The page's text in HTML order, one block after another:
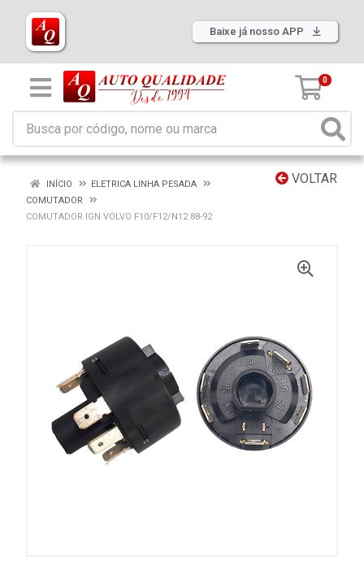
Baixe já nosso APP
0
VOLTAR
INÍCIO
ELETRICA LINHA PESADA
COMUTADOR
COMUTADOR IGN VOLVO F10/F12/N12 88-92